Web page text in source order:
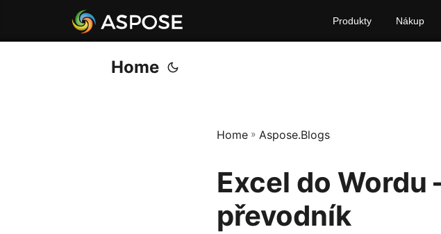
Produkty Nákup
Home
Home » Aspose.Blogs
Excel do Wordu
převodník